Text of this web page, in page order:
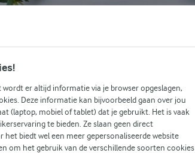
er altijd informatie via je browser opgeslagen,
Deze informatie kan bijvoorbeeld gaan over jou
(laptop, mobiel of tablet) dat je gebruikt. Het is vaak
te bieden. Ze slaan geen direct
biedt wel een meer gepersonaliseerde website
om het gebruik van de verschillende soorten cookies